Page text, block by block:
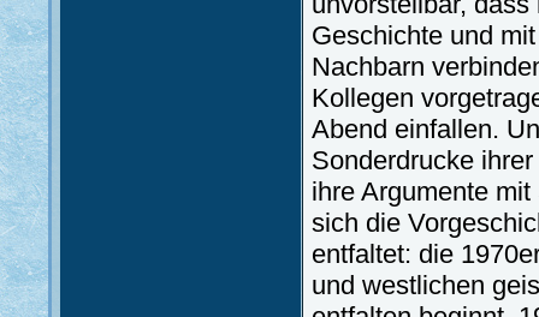
Geschichte und
Nachbarn
Kollegen
Abend einfallen.
Sonderdrucke
ihre Argumente
sich die
entfaltet: die
und westlichen